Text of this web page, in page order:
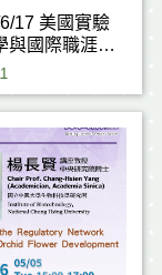
6/17 美國實驗
與國際職涯分